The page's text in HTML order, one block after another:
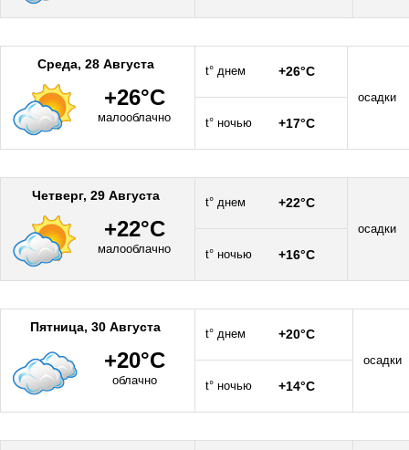
Среда, 28 Августа
+26°C
малооблачно
t° днем +26°C
осадки
t° ночью
+17°C
Четверг, 29 Августа
+22°C
малооблачно
t° днем +22°C
осадки
t° ночью
+16°C
Пятница, 30 Августа
+20°C
облачно
t° днем +20°C
осадки
t° ночью
+14°C